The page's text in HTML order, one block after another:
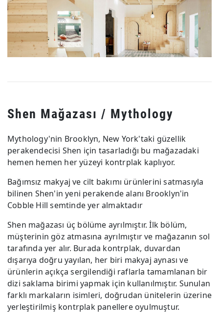
Shen Mağazası / Mythology
Mythology'nin Brooklyn, New York'taki güzellik
perakendecisi Shen için tasarladığı bu mağazadaki
hemen hemen her yüzeyi kontrplak kaplıyor.
Bağımsız makyaj ve cilt bakımı ürünlerini satmasıyla
bilinen Shen'in yeni perakende alanı Brooklyn'in
Cobble Hill semtinde yer almaktadır
Shen mağazası üç bölüme ayrılmıştır. İlk bölüm,
müşterinin göz atmasına ayrılmıştır ve mağazanın sol
tarafında yer alır. Burada kontrplak, duvardan
dışarıya doğru yayılan, her biri makyaj aynası ve
ürünlerin açıkça sergilendiği raflarla tamamlanan bir
dizi saklama birimi yapmak için kullanılmıştır. Sunulan
farklı markaların isimleri, doğrudan ünitelerin üzerine
yerleştirilmiş kontrplak panellere oyulmuştur.